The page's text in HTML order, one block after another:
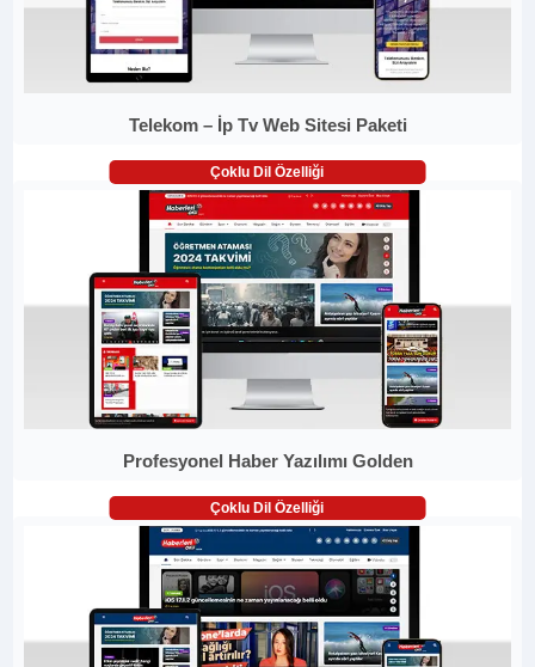
Telekom – İp Tv Web Sitesi Paketi
Çoklu Dil Özelliği
Profesyonel Haber Yazılımı Golden
Çoklu Dil Özelliği